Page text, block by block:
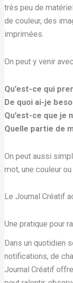
très peu de
de couleur, des
imprimées.
On peut y venir
Qu’est-ce qui
De quoi ai-je
Qu’est-ce que je
Quelle partie de
On peut aussi
mot, une couleur
Le Journal Créatif
Une pratique pour
Dans un quotidien
notifications, de
Journal Créatif